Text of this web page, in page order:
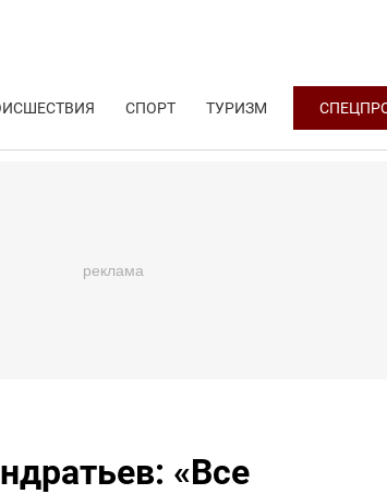
СПОРТ ТУРИЗМ
«Все